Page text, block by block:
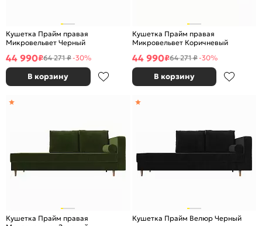
Кушетка Прайм правая
Микровельвет Черный
44 990₽64 271 ₽-30%
В корзину
Кушетка Прайм правая
Микровельвет Коричневый
44 990₽64 271 ₽-30%
В корзину
Кушетка Прайм правая
Кушетка Прайм Велюр Черный